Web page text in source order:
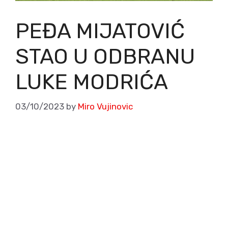
PEĐA MIJATOVIĆ
STAO U ODBRANU
LUKE MODRIĆA
03/10/2023 by Miro Vujinovic